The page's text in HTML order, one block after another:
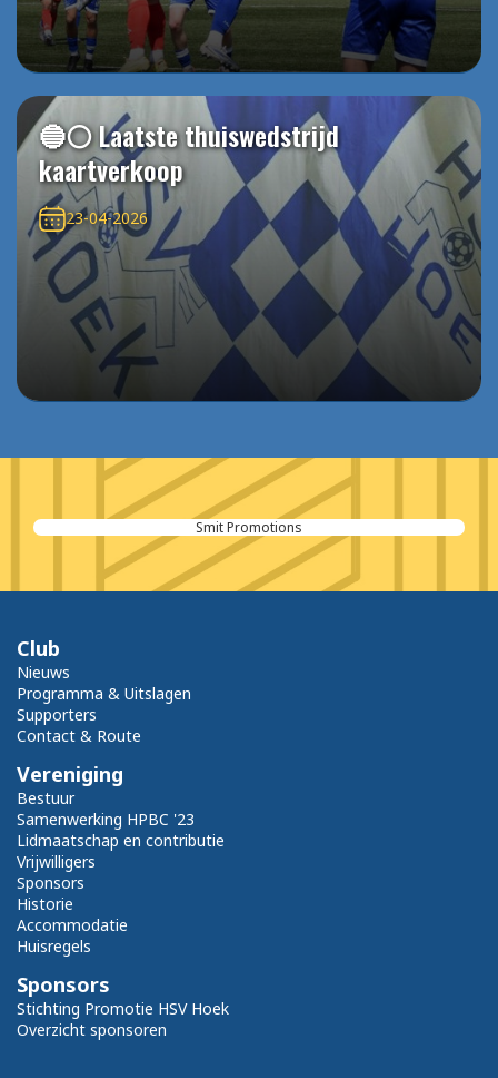
🔵⚪️ Laatste thuiswedstrijd
kaartverkoop
23-04-2026
Smit Promotions
Club
Nieuws
Programma & Uitslagen
Supporters
Contact & Route
Vereniging
Bestuur
Samenwerking HPBC '23
Lidmaatschap en contributie
Vrijwilligers
Sponsors
Historie
Accommodatie
Huisregels
Sponsors
Stichting Promotie HSV Hoek
Overzicht sponsoren